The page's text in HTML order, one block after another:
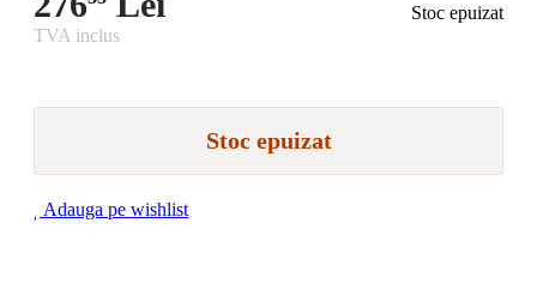
Stoc epuizat
TVA inclus
Stoc epuizat
Adauga pe wishlist